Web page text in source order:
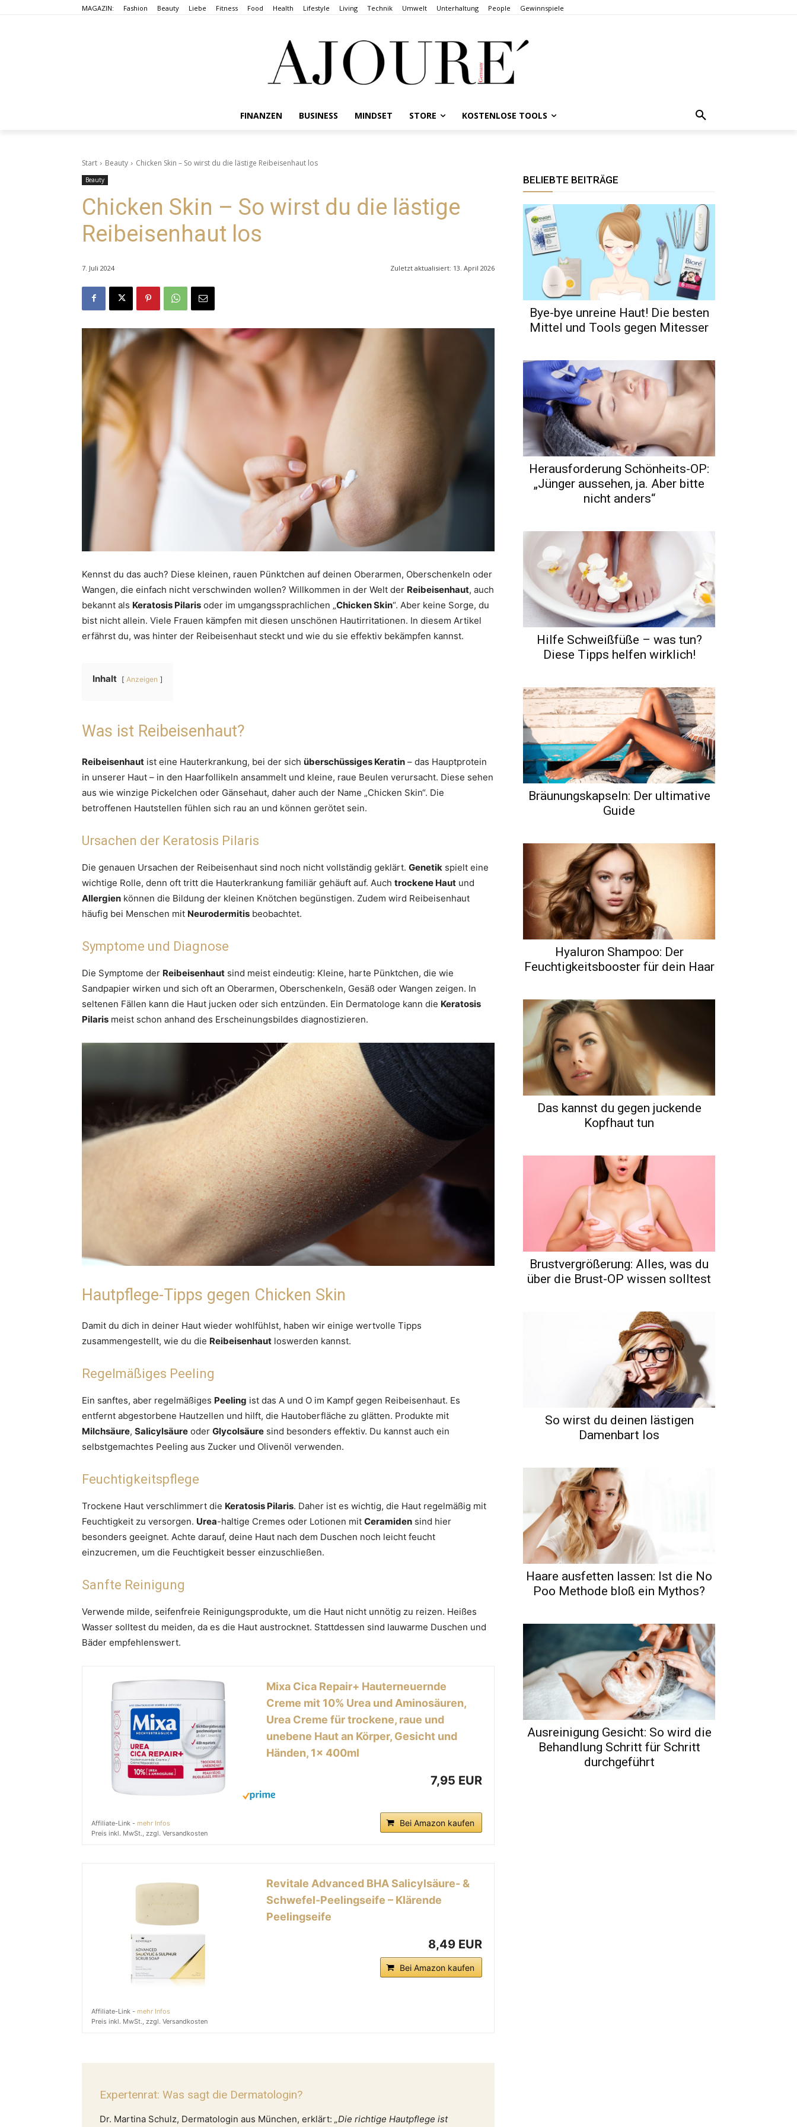
MAGAZIN: Fashion Beauty Liebe Fitness Food Health Lifestyle Living Technik Umwelt Unterhaltung People Gewinnspiele
FINANZEN BUSINESS MINDSET STORE KOSTENLOSE TOOLS
Start Beauty Chicken Skin – So wirst du die lästige Reibeisenhaut los
Beauty
Chicken Skin – So wirst du die lästige
Reibeisenhaut los
7. Juli 2024 Zuletzt aktualisiert: 13. April 2026
Kennst du das auch? Diese kleinen, rauen Pünktchen auf deinen Oberarmen, Oberschenkeln oder
Wangen, die einfach nicht verschwinden wollen? Willkommen in der Welt der Reibeisenhaut, auch
bekannt als Keratosis Pilaris oder im umgangssprachlichen „Chicken Skin“. Aber keine Sorge, du
bist nicht allein. Viele Frauen kämpfen mit diesen unschönen Hautirritationen. In diesem Artikel
erfährst du, was hinter der Reibeisenhaut steckt und wie du sie effektiv bekämpfen kannst.
Inhalt Anzeigen
Was ist Reibeisenhaut?
Reibeisenhaut ist eine Hauterkrankung, bei der sich überschüssiges Keratin – das Hauptprotein
in unserer Haut – in den Haarfollikeln ansammelt und kleine, raue Beulen verursacht. Diese sehen
aus wie winzige Pickelchen oder Gänsehaut, daher auch der Name „Chicken Skin“. Die
betroffenen Hautstellen fühlen sich rau an und können gerötet sein.
Ursachen der Keratosis Pilaris
Die genauen Ursachen der Reibeisenhaut sind noch nicht vollständig geklärt. Genetik spielt eine
wichtige Rolle, denn oft tritt die Hauterkrankung familiär gehäuft auf. Auch trockene Haut und
Allergien können die Bildung der kleinen Knötchen begünstigen. Zudem wird Reibeisenhaut
häufig bei Menschen mit Neurodermitis beobachtet.
Symptome und Diagnose
Die Symptome der Reibeisenhaut sind meist eindeutig: Kleine, harte Pünktchen, die wie
Sandpapier wirken und sich oft an Oberarmen, Oberschenkeln, Gesäß oder Wangen zeigen. In
seltenen Fällen kann die Haut jucken oder sich entzünden. Ein Dermatologe kann die Keratosis
Pilaris meist schon anhand des Erscheinungsbildes diagnostizieren.
Hautpflege-Tipps gegen Chicken Skin
Damit du dich in deiner Haut wieder wohlfühlst, haben wir einige wertvolle Tipps
zusammengestellt, wie du die Reibeisenhaut loswerden kannst.
Regelmäßiges Peeling
Ein sanftes, aber regelmäßiges Peeling ist das A und O im Kampf gegen Reibeisenhaut. Es
entfernt abgestorbene Hautzellen und hilft, die Hautoberfläche zu glätten. Produkte mit
Milchsäure, Salicylsäure oder Glycolsäure sind besonders effektiv. Du kannst auch ein
selbstgemachtes Peeling aus Zucker und Olivenöl verwenden.
Feuchtigkeitspflege
Trockene Haut verschlimmert die Keratosis Pilaris. Daher ist es wichtig, die Haut regelmäßig mit
Feuchtigkeit zu versorgen. Urea-haltige Cremes oder Lotionen mit Ceramiden sind hier
besonders geeignet. Achte darauf, deine Haut nach dem Duschen noch leicht feucht
einzucremen, um die Feuchtigkeit besser einzuschließen.
Sanfte Reinigung
Verwende milde, seifenfreie Reinigungsprodukte, um die Haut nicht unnötig zu reizen. Heißes
Wasser solltest du meiden, da es die Haut austrocknet. Stattdessen sind lauwarme Duschen und
Bäder empfehlenswert.
Mixa Cica Repair+ Hauterneuernde
Creme mit 10% Urea und Aminosäuren,
Urea Creme für trockene, raue und
unebene Haut an Körper, Gesicht und
Händen, 1x 400ml
7,95 EUR
Bei Amazon kaufen
Affiliate-Link - mehr Infos
Preis inkl. MwSt., zzgl. Versandkosten
Revitale Advanced BHA Salicylsäure- &
Schwefel-Peelingseife – Klärende
Peelingseife
8,49 EUR
Bei Amazon kaufen
Affiliate-Link - mehr Infos
Preis inkl. MwSt., zzgl. Versandkosten
Expertenrat: Was sagt die Dermatologin?
Dr. Martina Schulz, Dermatologin aus München, erklärt: „Die richtige Hautpflege ist
BELIEBTE BEITRÄGE
Bye-bye unreine Haut! Die besten
Mittel und Tools gegen Mitesser
Herausforderung Schönheits-OP:
„Jünger aussehen, ja. Aber bitte
nicht anders“
Hilfe Schweißfüße – was tun?
Diese Tipps helfen wirklich!
Bräunungskapseln: Der ultimative
Guide
Hyaluron Shampoo: Der
Feuchtigkeitsbooster für dein Haar
Das kannst du gegen juckende
Kopfhaut tun
Brustvergrößerung: Alles, was du
über die Brust-OP wissen solltest
So wirst du deinen lästigen
Damenbart los
Haare ausfetten lassen: Ist die No
Poo Methode bloß ein Mythos?
Ausreinigung Gesicht: So wird die
Behandlung Schritt für Schritt
durchgeführt